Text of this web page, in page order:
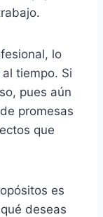
lo
tiempo. Si
pues aún
promesas
que
es
deseas